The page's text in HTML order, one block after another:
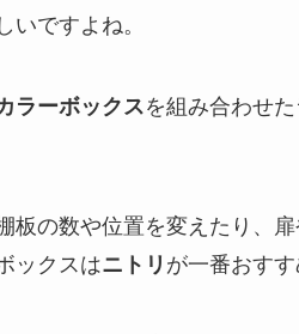
いですよね。
ラーボックスを組み合わせ
板の数や位置を変えたり、
ックスはニトリ が一番おすす